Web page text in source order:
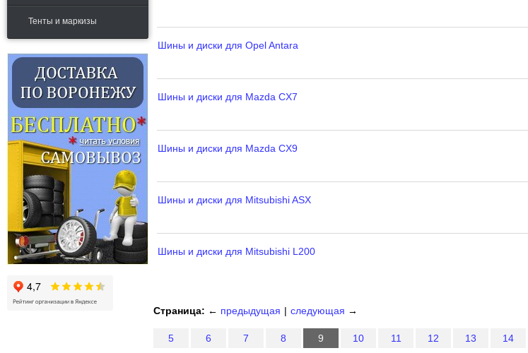
Тенты и маркизы
Шины и диски для Opel Antara
Шины и диски для Mazda CX7
Шины и диски для Mazda CX9
Шины и диски для Mitsubishi ASX
Шины и диски для Mitsubishi L200
Страница: ← предыдущая | следующая →
5 6 7 8 9 10 11 12 13 14